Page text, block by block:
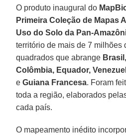
O produto inaugural do
Primeira Coleção de Mapas
Uso do Solo da Pan-
território de mais de 7 milhões
quadrados que abrange
Colômbia, Equador,
eGuiana Francesa. Foram
toda a região, elaborados
cada país.
O mapeamento inédito